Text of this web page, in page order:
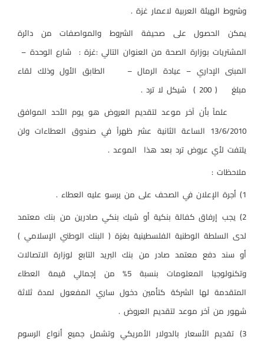
وشروط الهيئة العربية لاعمار غزة .
يمكن الحصول على صحيفة الشروط والمواصفات من دائرة
المشتريات بوزارة الصحة من العنوان التالي :غزة : شارع الوحدة –
المبنى الإداري – عيادة الرمال –
الطابق الأول وذلك لقاء
مبلغ
( 200 )
شيكل لا ترد .
علماً بأن آخر موعد لتقديم العروض هو يوم الأحد الموافق
13/6/2010 الساعة الثانية عشر ظهراً في صندوق العطاءات ولن
يلتفت لأي عروض ترد بعد هذا الموعد .
ملاحظات :
1) أجرة الإعلان في الصحف على من يرسو عليه العطاء .
2) يجب إرفاق كفالة بنكية أو شيك بنكي صادرين من بنك معتمد
لدى السلطة الوطنية الفلسطينية بغزة ( البنك الوطني الإسلامي )
أو سند دفع معتمد صادر من بنك البريد التابع لوزارة الاتصالات
وتكنولوجيا المعلومات بنسبة 5% من إجمالي قيمة العطاء
المتقدمة لها الشركة كتأمين دخول ساري المفعول لمدة ثلاثة
شهور من آخر موعد لتقديم العروض .
3) تقديم الأسعار بالدولار الأمريكي وتشمل جميع أنواع الرسوم